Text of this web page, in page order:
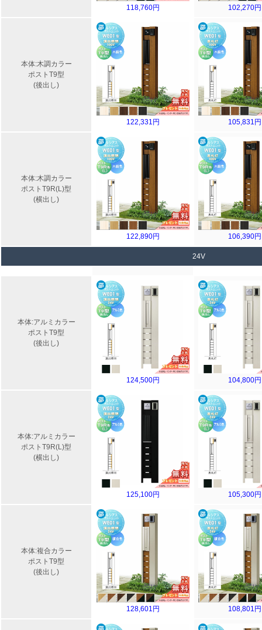
118,760円 102,270円
本体:木調カラー
ポストT9型
(後出し)
122,331円 105,831円
本体:木調カラー
ポストT9R(L)型
(横出し)
122,890円 106,390円
24V
本体:アルミカラー
ポストT9型
(後出し)
124,500円 104,800円
本体:アルミカラー
ポストT9R(L)型
(横出し)
125,100円 105,300円
本体:複合カラー
ポストT9型
(後出し)
128,601円 108,801円